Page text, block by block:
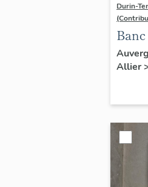
Durin-
Allier